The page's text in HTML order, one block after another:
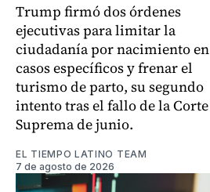
Trump firmó dos órdenes
ejecutivas para limitar la
ciudadanía por nacimiento en
casos específicos y frenar el
turismo de parto, su segundo
intento tras el fallo de la Corte
Suprema de junio.
EL TIEMPO LATINO TEAM
7 de agosto de 2026